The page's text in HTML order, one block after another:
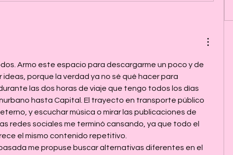
Armo este espacio para descargarme un poco y de
ideas, porque la verdad ya no sé qué hacer para
las dos horas de viaje que tengo todos los días
hasta Capital. El trayecto en transporte público
y escuchar música o mirar las publicaciones de
redes sociales me terminó cansando, ya que todo el
el mismo contenido repetitivo.
me propuse buscar alternativas diferentes en el